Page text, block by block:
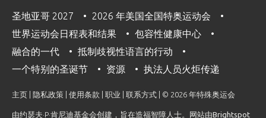
圣地亚哥 2027
2026 年美国全国特奥运动会
世界运动会日程表和结果
包容性健康中心
融合的一代
抵制歧视性语言的行动
一个特别的圣诞节
资源 执法人员火炬传递
主页 隐私政策 使用条款 职业 联系方式 | © 2026 年特殊奥运会
由约瑟夫·P·肯尼迪基金会创建，旨在造福智障人士。网站由Brightspot